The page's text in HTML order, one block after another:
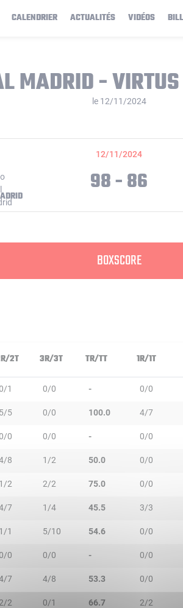
CALENDRIER ACTUALITÉS VIDÉOS
MADRID -
le 12/11/2024
12/11/2024
98 - 86
BOXSCORE
2T 3R/3T TR/TT 1R/1T
1 0/0 - 0/0
5/5 0/0 100.0 4/7
0 0/0 - 0/0
8 1/2 50.0 0/0
1/2 2/2 75.0 0/0
7 1/4 45.5 3/3
1/1 5/10 54.6 0/0
0/0 0/0 - 0/0
7 4/8 53.3 0/0
2/2 0/1 66.7 2/2